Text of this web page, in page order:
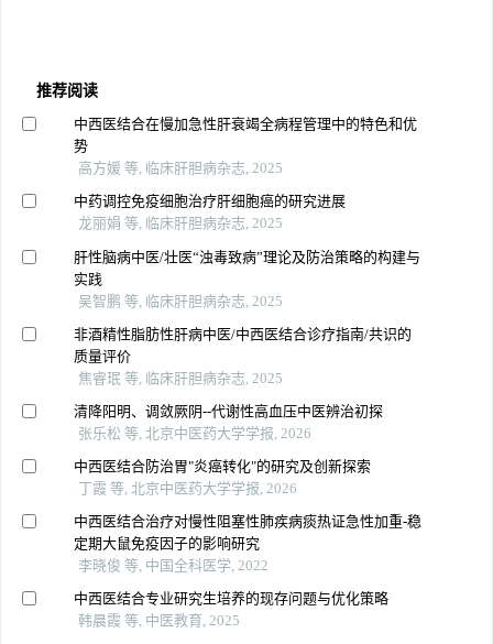
推荐阅读
中西医结合在慢加急性肝衰竭全病程管理中的特色和优
势
高方媛 等, 临床肝胆病杂志, 2025
中药调控免疫细胞治疗肝细胞癌的研究进展
龙丽娟 等, 临床肝胆病杂志, 2025
肝性脑病中医/壮医“浊毒致病”理论及防治策略的构建与
实践
吴智鹏 等, 临床肝胆病杂志, 2025
非酒精性脂肪性肝病中医/中西医结合诊疗指南/共识的
质量评价
焦睿珉 等, 临床肝胆病杂志, 2025
清降阳明、调敛厥阴--代谢性高血压中医辨治初探
张乐松 等, 北京中医药大学学报, 2026
中西医结合防治胃"炎癌转化"的研究及创新探索
丁霞 等, 北京中医药大学学报, 2026
中西医结合治疗对慢性阻塞性肺疾病痰热证急性加重-稳
定期大鼠免疫因子的影响研究
李晓俊 等, 中国全科医学, 2022
中西医结合专业研究生培养的现存问题与优化策略
韩晨霞 等, 中医教育, 2025